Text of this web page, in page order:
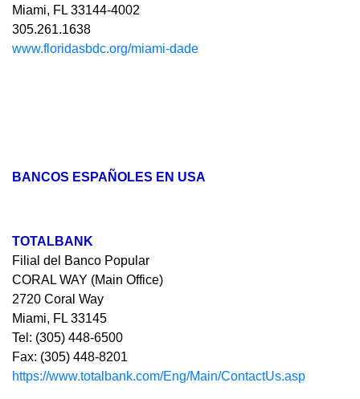
Miami, FL 33144-4002
305.261.1638
www.floridasbdc.org/miami-dade
BANCOS ESPAÑOLES EN USA
TOTALBANK
Filial del Banco Popular
CORAL WAY (Main Office)
2720 Coral Way
Miami, FL 33145
Tel: (305) 448-6500
Fax: (305) 448-8201
https://www.totalbank.com/Eng/Main/ContactUs.asp